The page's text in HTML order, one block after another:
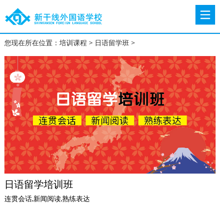
您现在所在位置： 培训课程 > 日语留学班>
日语留学培训班
连贯会话,新闻阅读,熟练表达